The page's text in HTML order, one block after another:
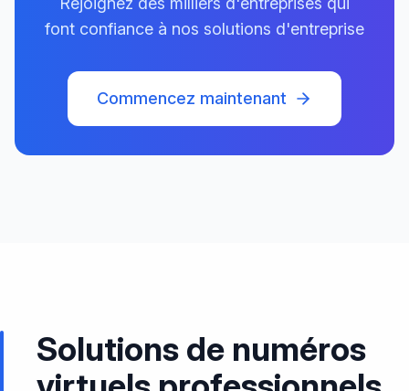
font confiance à nos solutions d'entreprise
Commencez maintenant
Solutions de numéros